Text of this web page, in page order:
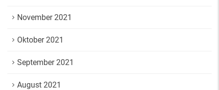
November 2021
Oktober 2021
September 2021
August 2021